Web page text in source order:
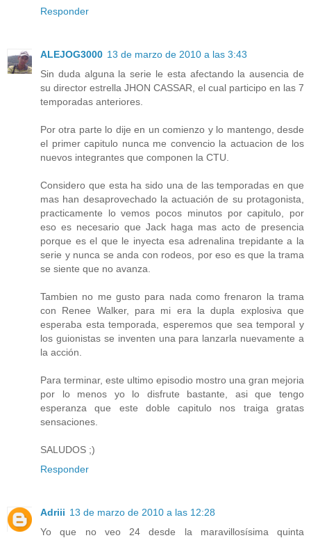
Responder
ALEJOG3000 13 de marzo de 2010 a las 3:43
Sin duda alguna la serie le esta afectando la ausencia de
su director estrella JHON CASSAR, el cual participo en las 7
temporadas anteriores.
Por otra parte lo dije en un comienzo y lo mantengo, desde
el primer capitulo nunca me convencio la actuacion de los
nuevos integrantes que componen la CTU.
Considero que esta ha sido una de las temporadas en que
mas han desaprovechado la actuación de su protagonista,
practicamente lo vemos pocos minutos por capitulo, por
eso es necesario que Jack haga mas acto de presencia
porque es el que le inyecta esa adrenalina trepidante a la
serie y nunca se anda con rodeos, por eso es que la trama
se siente que no avanza.
Tambien no me gusto para nada como frenaron la trama
con Renee Walker, para mi era la dupla explosiva que
esperaba esta temporada, esperemos que sea temporal y
los guionistas se inventen una para lanzarla nuevamente a
la acción.
Para terminar, este ultimo episodio mostro una gran mejoria
por lo menos yo lo disfrute bastante, asi que tengo
esperanza que este doble capitulo nos traiga gratas
sensaciones.
SALUDOS ;)
Responder
Adriii 13 de marzo de 2010 a las 12:28
Yo que no veo 24 desde la maravillosísima quinta